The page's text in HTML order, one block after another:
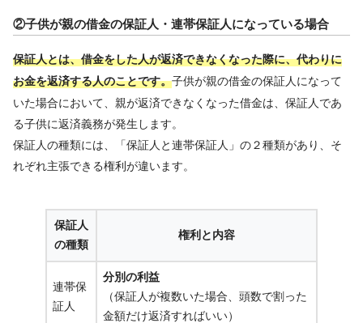
②子供が親の借金の保証人・連帯保証人になっている場合
保証人とは、借金をした人が返済できなくなった際に、代わりに
お金を返済する人のことです。子供が親の借金の保証人になって
いた場合において、親が返済できなくなった借金は、保証人であ
る子供に返済義務が発生します。
保証人の種類には、「保証人と連帯保証人」の２種類があり、そ
れぞれ主張できる権利が違います。
保証人
の種類
権利と内容
連帯保
証人
分別の利益
（保証人が複数いた場合、頭数で割った
金額だけ返済すればいい）